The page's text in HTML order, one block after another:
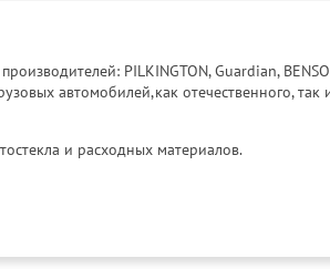
PILKINGTON, Guardian,
автомобилей,как отечественного,
и расходных материалов.